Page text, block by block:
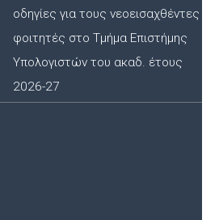
οδηγίες για τους νεοεισαχθέντες
φοιτητές στο Τμήμα Επιστήμης
Υπολογιστών του ακαδ. έτους
2026-27